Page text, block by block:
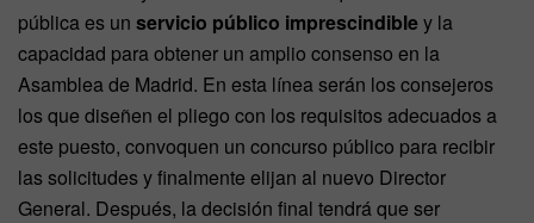
pública es un servicio público imprescindibley la
capacidad para obtener un amplio consenso en la
Asamblea de Madrid. En esta línea serán los consejeros
los que diseñen el pliego con los requisitos adecuados a
este puesto, convoquen un concurso público para recibir
las solicitudes y finalmente elijan al nuevo Director
General. Después, la decisión final tendrá que ser